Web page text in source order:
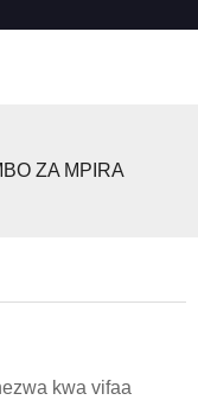
ZA MPIRA
kwa vifaa